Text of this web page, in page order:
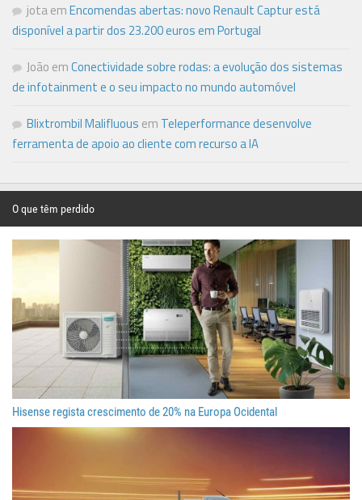
jotaemEncomendas abertas: novo Renault Captur está
disponível a partir dos 23.200 euros em Portugal
João emConectividade sobre rodas: a evolução dos sistemas
de infotainment e o seu impacto no mundo automóvel
Blixtrombil Malifluous em Teleperformance desenvolve
ferramenta de apoio ao cliente com recurso a IA
O que têm perdido
Hisense regista crescimento de 20% na Europa Ocidental